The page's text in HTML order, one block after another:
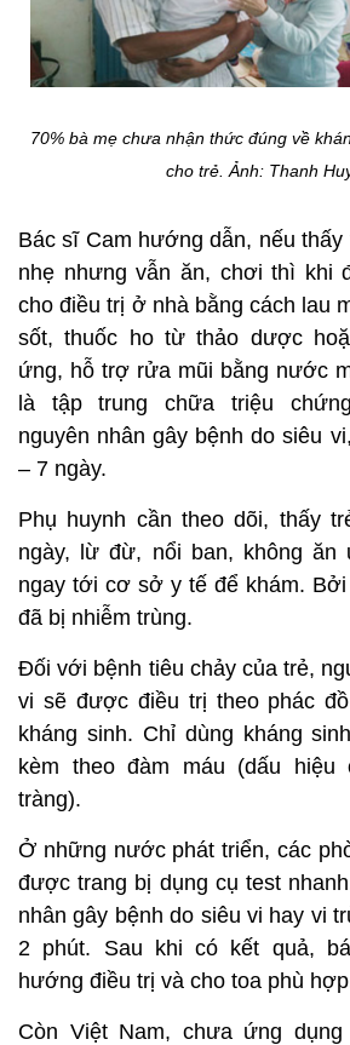
70% bà mẹ chưa nhận thức đúng về
cho trẻ. Ảnh: Thanh
Bác sĩ Cam hướng dẫn, nếu thấy
nhẹ nhưng vẫn ăn, chơi thì khi
cho điều trị ở nhà bằng cách lau
sốt, thuốc ho từ thảo dược
ứng, hỗ trợ rửa mũi bằng nước
là tập trung chữa triệu
nguyên nhân gây bệnh do siêu
– 7 ngày.
Phụ huynh cần theo dõi, thấy
ngày, lừ đừ, nổi ban, không ăn
ngay tới cơ sở y tế để khám.
đã bị nhiễm trùng.
Đối với bệnh tiêu chảy của trẻ,
vi sẽ được điều trị theo phác
kháng sinh. Chỉ dùng kháng
kèm theo đàm máu (dấu
tràng).
Ở những nước phát triển, các
được trang bị dụng cụ test
nhân gây bệnh do siêu vi hay vi
2 phút. Sau khi có kết quả,
hướng điều trị và cho toa phù
Còn Việt Nam, chưa ứng